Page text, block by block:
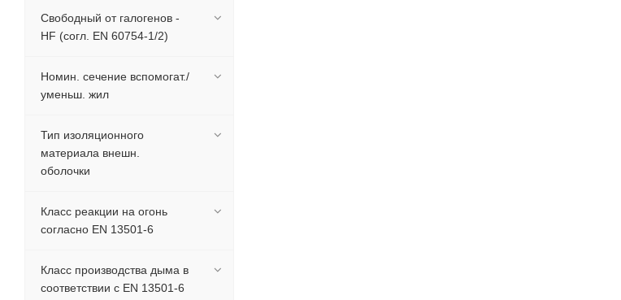
Свободный от галогенов -
HF (согл. EN 60754-1/2)
Номин. сечение вспомогат./
уменьш. жил
Тип изоляционного
материала внешн.
оболочки
Класс реакции на огонь
согласно EN 13501-6
Класс производства дыма в
соответствии с EN 13501-6